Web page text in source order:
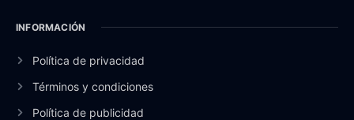
INFORMACIÓN
Política de privacidad
Términos y condiciones
Política de publicidad